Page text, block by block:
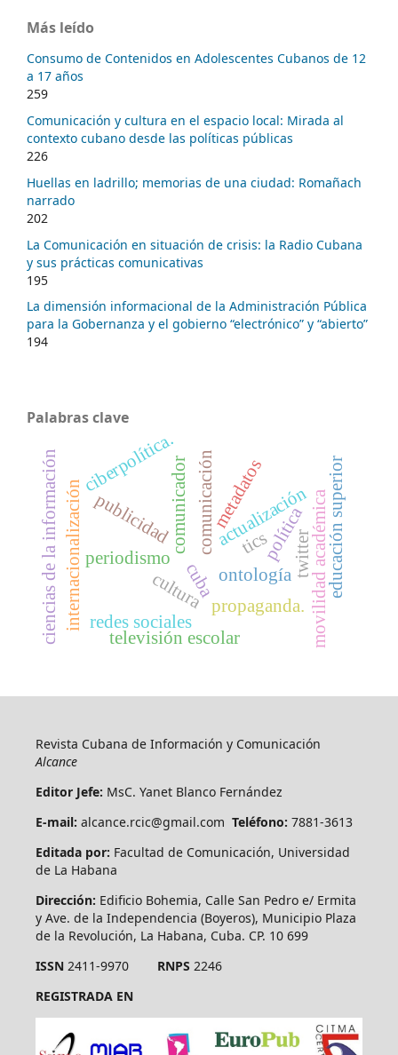
Más leído
Consumo de Contenidos en Adolescentes Cubanos de 12
a 17 años
259
Comunicación y cultura en el espacio local: Mirada al
contexto cubano desde las políticas públicas
226
Huellas en ladrillo; memorias de una ciudad: Romañach
narrado
202
La Comunicación en situación de crisis: la Radio Cubana
y sus prácticas comunicativas
195
La dimensión informacional de la Administración Pública
para la Gobernanza y el gobierno “electrónico” y “abierto”
194
Palabras clave
cuba
periodismo
actualización
política
comunicación
internacionalización
ciencias de la información movilidad académicaeducación superior
comunicador
publicidad
propaganda.
ontología
metadatos
cultura
redes sociales
twitter
ciberpolítica.
televisión escolar
tics
Revista Cubana de Información y Comunicación
Alcance
Editor Jefe: MsC. Yanet Blanco Fernández
E-mail: alcance.rcic@gmail.com Teléfono: 7881-3613
Editada por: Facultad de Comunicación, Universidad
de La Habana
Dirección: Edificio Bohemia, Calle San Pedro e/ Ermita
y Ave. de la Independencia (Boyeros), Municipio Plaza
de la Revolución, La Habana, Cuba. CP. 10 699
ISSN2411-9970 RNPS 2246
REGISTRADA EN